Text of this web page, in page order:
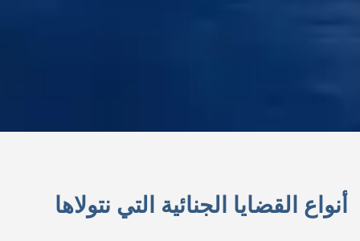
أنواع القضايا الجنائية التي نتولاها